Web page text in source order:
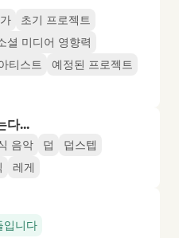
초기 프로젝트
셜 미디어 영향력
티스트
예정된 프로젝트
다...
음악 덥
덥스텝
레게
입니다